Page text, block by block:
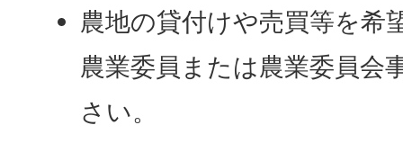
農地の貸付けや売買等を希
農業委員または農業委員会
さい。